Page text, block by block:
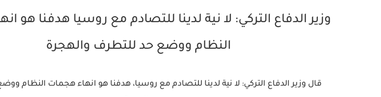
وزير الدفاع التركي: لا نية لدينا للتصادم مع روسيا هدفنا هو
النظام ووضع حد للتطرف والهجرة
قال وزير الدفاع التركي: لا نية لدينا للتصادم مع روسيا، هدفنا هو انهاء هجمات النظام